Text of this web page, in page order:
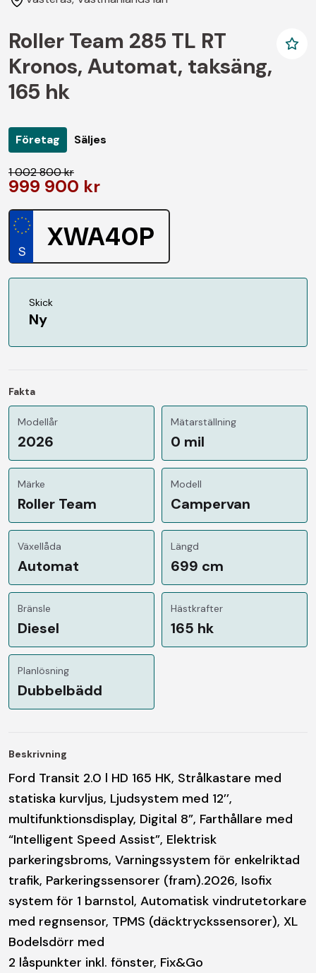
Roller Team 285 TL RT
Kronos, Automat, taksäng,
165 hk
Företag Säljes
1 002 800 kr
999 900 kr
XWA40P
Skick
Ny
Fakta
Modellår
2026
Mätarställning
0 mil
Märke
Roller Team
Modell
Campervan
Växellåda
Automat
Längd
699 cm
Bränsle
Diesel
Hästkrafter
165 hk
Planlösning
Dubbelbädd
Beskrivning
Ford Transit 2.0 l HD 165 HK, Strålkastare med
statiska kurvljus, Ljudsystem med 12’’,
multifunktionsdisplay, Digital 8”, Farthållare med
“Intelligent Speed Assist”, Elektrisk
parkeringsbroms, Varningssystem för enkelriktad
trafik, Parkeringssensorer (fram).2026, Isofix
system för 1 barnstol, Automatisk vindrutetorkare
med regnsensor, TPMS (däcktryckssensorer), XL
Bodelsdörr med
2 låspunkter inkl. fönster, Fix&Go